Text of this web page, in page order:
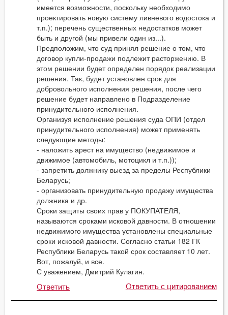
имеется возможности, поскольку необходимо
проектировать новую систему ливневого водостока и
т.п.); перечень существенных недостатков может
быть и другой (мы привели один из...).
Предположим, что суд принял решение о том, что
договор купли-продажи подлежит расторжению. В
этом решении будет определен порядок реализации
решения. Так, будет установлен срок для
добровольного исполнения решения, после чего
решение будет направлено в Подразделение
принудительного исполнения.
Организуя исполнение решения суда ОПИ (отдел
принудительного исполнения) может применять
следующие методы:
- наложить арест на имущество (недвижимое и
движимое (автомобиль, мотоцикл и т.п.));
- запретить должнику выезд за пределы Республики
Беларусь;
- организовать принудительную продажу имущества
должника и др.
Сроки защиты своих прав у ПОКУПАТЕЛЯ,
называются сроками исковой давности. В отношении
недвижимого имущества установлены специальные
сроки исковой давности. Согласно статьи 182 ГК
Республики Беларусь такой срок составляет 10 лет.
Вот, пожалуй, и все.
С уважением, Дмитрий Кулагин.
Ответить Ответить с цитированием